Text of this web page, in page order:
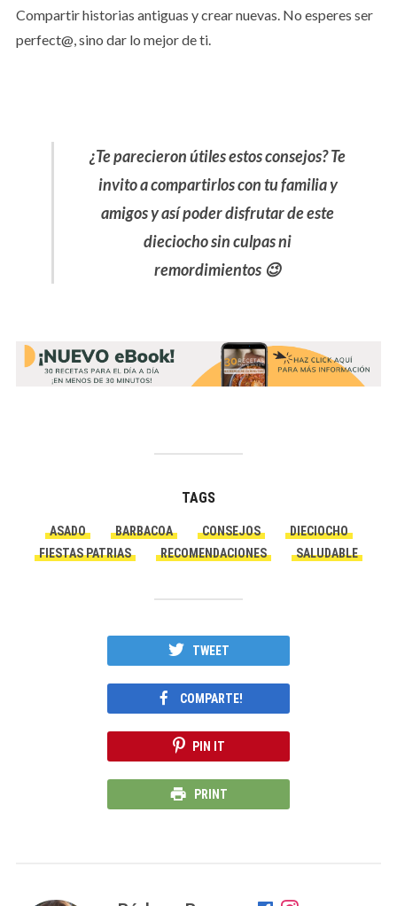
Compartir historias antiguas y crear nuevas. No esperes ser
perfect@, sino dar lo mejor de ti.
¿Te parecieron útiles estos consejos? Te
invito a compartirlos con tu familia y
amigos y así poder disfrutar de este
dieciocho sin culpas ni
remordimientos 😉
TAGS
ASADO BARBACOA CONSEJOS
DIECIOCHO
FIESTAS PATRIAS
RECOMENDACIONES SALUDABLE
TWEET
COMPARTE!
PIN IT
PRINT